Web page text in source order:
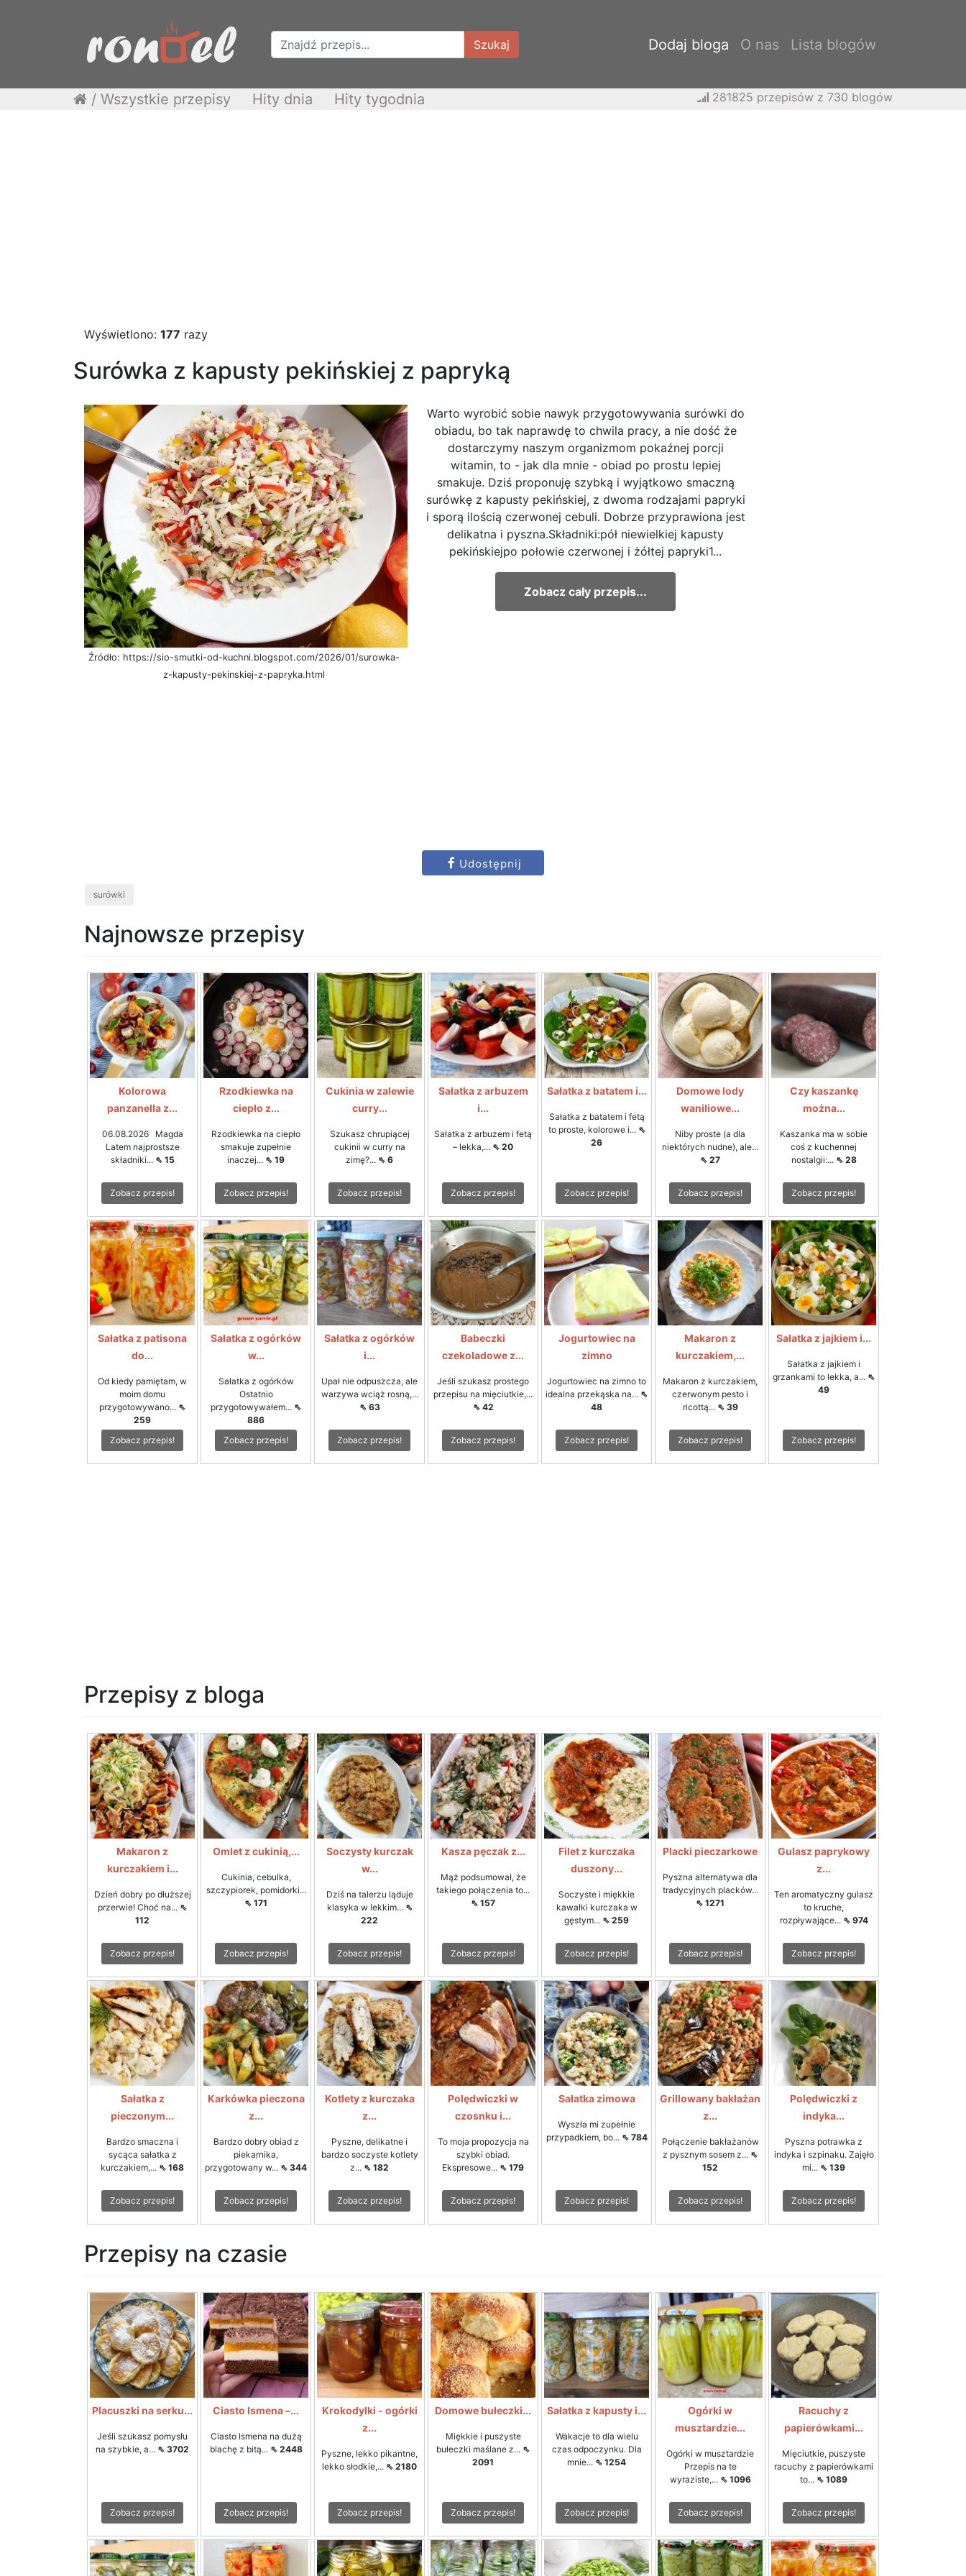
Szukaj Dodaj bloga O nas Lista blogów
/ Wszystkie przepisy Hity dnia Hity tygodnia 281825 przepisów z 730 blogów
Wyświetlono: 177 razy
Surówka z kapusty pekińskiej z papryką
Źródło: https://sio-smutki-od-kuchni.blogspot.com/2026/01/surowka-
z-kapusty-pekinskiej-z-papryka.html
Warto wyrobić sobie nawyk przygotowywania surówki do
obiadu, bo tak naprawdę to chwila pracy, a nie dość że
dostarczymy naszym organizmom pokaźnej porcji
witamin, to - jak dla mnie - obiad po prostu lepiej
smakuje. Dziś proponuję szybką i wyjątkowo smaczną
surówkę z kapusty pekińskiej, z dwoma rodzajami papryki
i sporą ilością czerwonej cebuli. Dobrze przyprawiona jest
delikatna i pyszna.Składniki:pół niewielkiej kapusty
pekińskiejpo połowie czerwonej i żółtej papryki1...
Zobacz cały przepis...
Udostępnij
surówki
Najnowsze przepisy
Kolorowa
panzanella z...
06.08.2026 Magda
Latem najprostsze
składniki... ⇖ 15
Zobacz przepis!
Rzodkiewka na
ciepło z...
Rzodkiewka na ciepło
smakuje zupełnie
inaczej... ⇖ 19
Zobacz przepis!
Cukinia w zalewie
curry...
Szukasz chrupiącej
cukinii w curry na
zimę?... ⇖ 6
Zobacz przepis!
Sałatka z arbuzem
i...
Sałatka z arbuzem i fetą
– lekka,... ⇖ 20
Zobacz przepis!
Sałatka z batatem i...
Sałatka z batatem i fetą
to proste, kolorowe i... ⇖
26
Zobacz przepis!
Domowe lody
waniliowe...
Niby proste (a dla
niektórych nudne), ale...
⇖ 27
Zobacz przepis!
Czy kaszankę
można...
Kaszanka ma w sobie
coś z kuchennej
nostalgii:... ⇖ 28
Zobacz przepis!
Sałatka z patisona
do...
Od kiedy pamiętam, w
moim domu
przygotowywano... ⇖
259
Zobacz przepis!
Sałatka z ogórków
w...
Sałatka z ogórków
Ostatnio
przygotowywałem... ⇖
886
Zobacz przepis!
Sałatka z ogórków
i...
Upał nie odpuszcza, ale
warzywa wciąż rosną,...
⇖ 63
Zobacz przepis!
Babeczki
czekoladowe z...
Jeśli szukasz prostego
przepisu na mięciutkie,...
⇖ 42
Zobacz przepis!
Jogurtowiec na
zimno
Jogurtowiec na zimno to
idealna przekąska na... ⇖
48
Zobacz przepis!
Makaron z
kurczakiem,...
Makaron z kurczakiem,
czerwonym pesto i
ricottą... ⇖ 39
Zobacz przepis!
Sałatka z jajkiem i...
Sałatka z jajkiem i
grzankami to lekka, a... ⇖
49
Zobacz przepis!
Przepisy z bloga
Makaron z
kurczakiem i...
Dzień dobry po dłuższej
przerwie! Choć na... ⇖
112
Zobacz przepis!
Omlet z cukinią,...
Cukinia, cebulka,
szczypiorek, pomidorki...
⇖ 171
Zobacz przepis!
Soczysty kurczak
w...
Dziś na talerzu ląduje
klasyka w lekkim... ⇖
222
Zobacz przepis!
Kasza pęczak z...
Mąż podsumował, że
takiego połączenia to...
⇖ 157
Zobacz przepis!
Filet z kurczaka
duszony...
Soczyste i miękkie
kawałki kurczaka w
gęstym... ⇖ 259
Zobacz przepis!
Placki pieczarkowe
Pyszna alternatywa dla
tradycyjnych placków...
⇖ 1271
Zobacz przepis!
Gulasz paprykowy
z...
Ten aromatyczny gulasz
to kruche,
rozpływające... ⇖ 974
Zobacz przepis!
Sałatka z
pieczonym...
Bardzo smaczna i
sycąca sałatka z
kurczakiem,... ⇖ 168
Zobacz przepis!
Karkówka pieczona
z...
Bardzo dobry obiad z
piekarnika,
przygotowany w... ⇖ 344
Zobacz przepis!
Kotlety z kurczaka
z...
Pyszne, delikatne i
bardzo soczyste kotlety
z... ⇖ 182
Zobacz przepis!
Polędwiczki w
czosnku i...
To moja propozycja na
szybki obiad.
Ekspresowe... ⇖ 179
Zobacz przepis!
Sałatka zimowa
Wyszła mi zupełnie
przypadkiem, bo... ⇖ 784
Zobacz przepis!
Grillowany bakłażan
z...
Połączenie bakłażanów
z pysznym sosem z... ⇖
152
Zobacz przepis!
Polędwiczki z
indyka...
Pyszna potrawka z
indyka i szpinaku. Zajęło
mi... ⇖ 139
Zobacz przepis!
Przepisy na czasie
Placuszki na serku...
Jeśli szukasz pomysłu
na szybkie, a... ⇖ 3702
Zobacz przepis!
Ciasto Ismena –...
Ciasto Ismena na dużą
blachę z bitą... ⇖ 2448
Zobacz przepis!
Krokodylki - ogórki
z...
Pyszne, lekko pikantne,
lekko słodkie,... ⇖ 2180
Zobacz przepis!
Domowe bułeczki...
Miękkie i puszyste
bułeczki maślane z... ⇖
2091
Zobacz przepis!
Sałatka z kapusty i...
Wakacje to dla wielu
czas odpoczynku. Dla
mnie... ⇖ 1254
Zobacz przepis!
Ogórki w
musztardzie...
Ogórki w musztardzie
Przepis na te
wyraziste,... ⇖ 1096
Zobacz przepis!
Racuchy z
papierówkami...
Mięciutkie, puszyste
racuchy z papierówkami
to... ⇖ 1089
Zobacz przepis!